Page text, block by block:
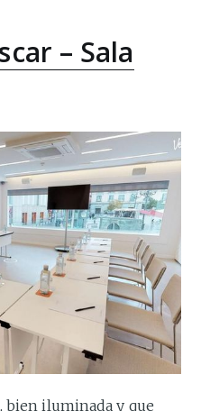
– Sala
bien iluminada y que